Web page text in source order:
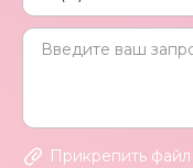
Прикрепить файл